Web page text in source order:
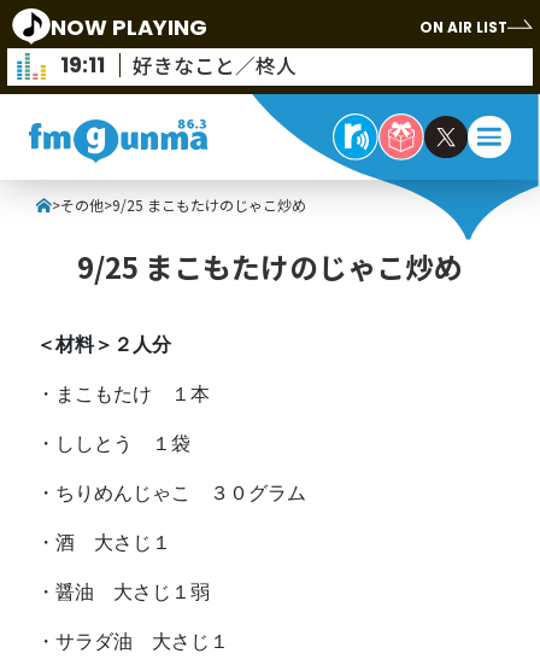
NOW PLAYING ON AIR LIST
19:11 好きなこと／柊人
>その他>9/25 まこもたけのじゃこ炒め
9/25 まこもたけのじゃこ炒め
＜材料＞２人分
・まこもたけ １本
・ししとう １袋
・ちりめんじゃこ ３０グラム
・酒 大さじ１
・醤油 大さじ１弱
・サラダ油 大さじ１